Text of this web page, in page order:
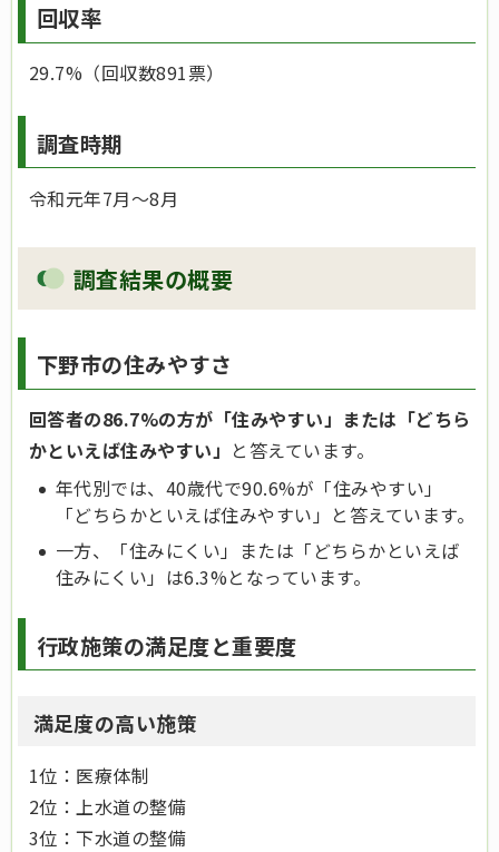
回収率
29.7%（回収数891票）
調査時期
令和元年7月～8月
調査結果の概要
下野市の住みやすさ
回答者の86.7%の方が「住みやすい」または「どちら
かといえば住みやすい」 と答えています。
年代別では、40歳代で90.6%が「住みやすい」
「どちらかといえば住みやすい」と答えています。
一方、「住みにくい」または「どちらかといえば
住みにくい」は6.3%となっています。
行政施策の満足度と重要度
満足度の高い施策
1位：医療体制
2位：上水道の整備
3位：下水道の整備